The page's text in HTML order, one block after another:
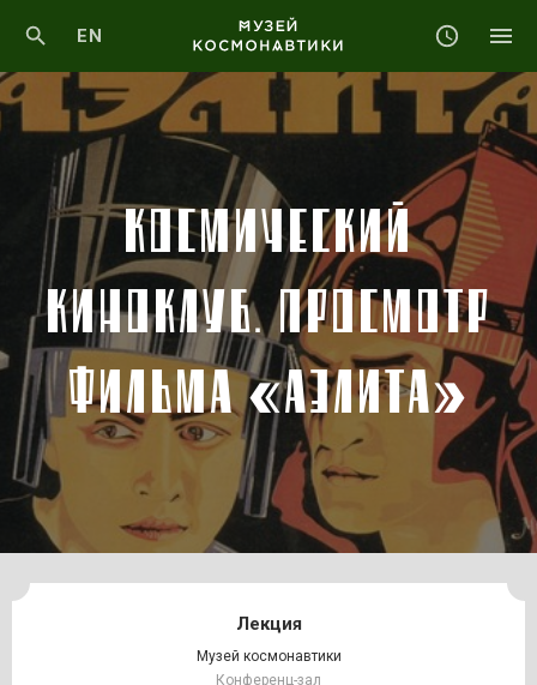
EN
КОСМИЧЕСКИЙ
КИНОКЛУБ. ПРОСМОТР
ФИЛЬМА «АЭЛИТА»
Лекция
Музей космонавтики
Конференц-зал